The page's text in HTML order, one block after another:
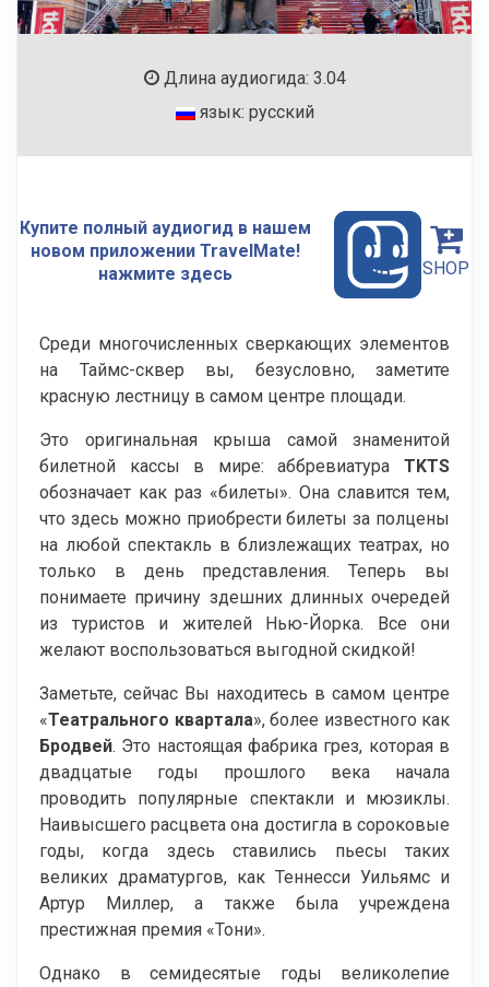
Длина аудиогида: 3.04
язык: русский
Купите полный аудиогид в нашем
новом приложении TravelMate!
нажмите здесь
SHOP
Среди многочисленных сверкающих элементов
на Таймс-сквер вы, безусловно, заметите
красную лестницу в самом центре площади.
Это оригинальная крыша самой знаменитой
билетной кассы в мире: аббревиатура TKTS
обозначает как раз «билеты». Она славится тем,
что здесь можно приобрести билеты за полцены
на любой спектакль в близлежащих театрах, но
только в день представления. Теперь вы
понимаете причину здешних длинных очередей
из туристов и жителей Нью-Йорка. Все они
желают воспользоваться выгодной скидкой!
Заметьте, сейчас Вы находитесь в самом центре
«Театрального квартала», более известного как
Бродвей. Это настоящая фабрика грез, которая в
двадцатые годы прошлого века начала
проводить популярные спектакли и мюзиклы.
Наивысшего расцвета она достигла в сороковые
годы, когда здесь ставились пьесы таких
великих драматургов, как Теннесси Уильямс и
Артур Миллер, а также была учреждена
престижная премия «Тони».
Однако в семидесятые годы великолепие